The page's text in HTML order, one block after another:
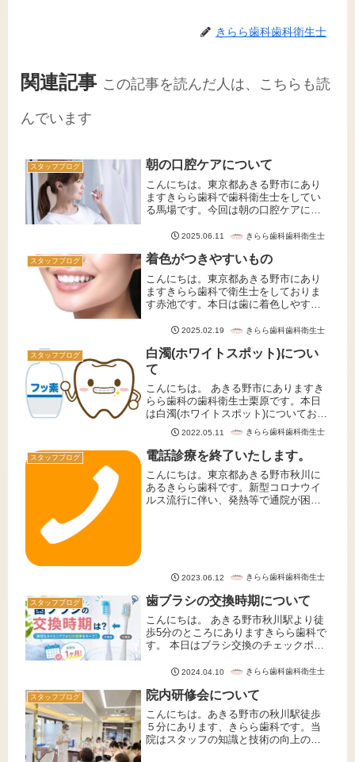
きらら歯科歯科衛生士
関連記事 この記事を読んだ人は、こちらも読
んでいます
スタッフブログ 朝の口腔ケアについて
こんにちは。東京都あきる野市にあり
ますきらら歯科で歯科衛生士をしてい
る馬場です。今回は朝の口腔ケアにつ
朝食後にバタバタと歯磨きをして出か
しかし、朝起きてすぐの口の中は、と
て...
2025.06.11 きらら歯科歯科衛生士
スタッフブログ 着色がつきやすいもの
こんにちは。東京都あきる野市にあり
ますきらら歯科で衛生士をしておりま
す赤池です。本日は歯に着色しやすい
す。皆様は、普段何を飲んだり食べた
もの食べ物で有名な例は『カレー』飲
み...
2025.02.19 きらら歯科歯科衛生士
スタッフブログ
白濁(ホワイトスポット)につい
て
こんにちは。 あきる野市にありますき
らら歯科の歯科衛生士栗原です。本日
は白濁(ホワイトスポット)についてお話
ししたいと思います。白濁(ホワイトス
ポット)とは歯の表面にある点状や帯状
の白い斑点のようなものを専門用語で
白濁(ホワイトスポット)と...
2022.05.11 きらら歯科歯科衛生士
スタッフブログ 電話診療を終了いたします。
こんにちは。東京都あきる野市秋川に
あるきらら歯科です。新型コロナウイ
ルス流行に伴い、発熱等で通院が困難
2023.06.12 きらら歯科歯科衛生士
スタッフブログ 歯ブラシの交換時期について
こんにちは。 あきる野市秋川駅より徒
歩5分のところにありますきらら歯科で
す。 本日はブラシ交換のチェックポイ
たします。毛先の広がり歯ブラシのブ
下がります。ブラシ部分は毛の弾...
2024.04.10 きらら歯科歯科衛生士
スタッフブログ 院内研修会について
こんにちは。あきる野市の秋川駅徒歩
５分にあります、きらら歯科です。当
院はスタッフの知識と技術の向上の